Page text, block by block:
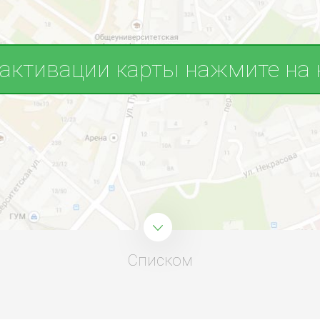
карты нажмите на
Списком